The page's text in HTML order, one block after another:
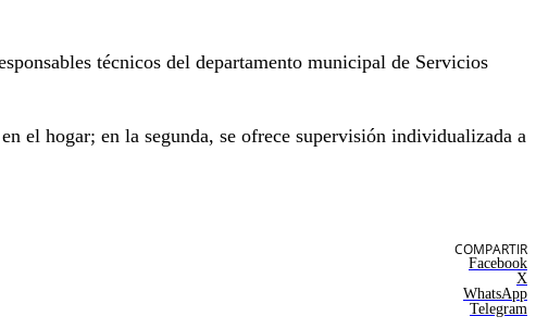
técnicos del departamento municipal de Servicios
el hogar; en la segunda, se ofrece supervisión individualizada a
COMPARTIR
Facebook
X
WhatsApp
Telegram